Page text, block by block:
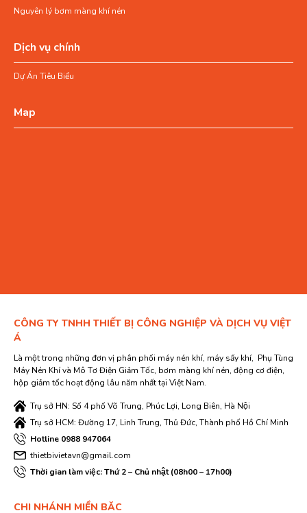
Nguyên lý bơm màng khí nén
Dịch vụ chính
Dự Án Tiêu Biểu
Map
CÔNG TY TNHH THIẾT BỊ CÔNG NGHIỆP VÀ DỊCH VỤ VIỆT
Á
Là một trong những đơn vị phân phối máy nén khí, máy sấy khí, Phụ Tùng
Máy Nén Khí và Mô Tơ Điện Giảm Tốc, bơm màng khí nén, động cơ điện,
hộp giảm tốc hoạt động lâu năm nhất tại Việt Nam.
Trụ sở HN: Số 4 phố Võ Trung, Phúc Lợi, Long Biên, Hà Nội
Trụ sở HCM: Đường 17, Linh Trung, Thủ Đức, Thành phố Hồ Chí Minh
Hotline 0988 947064
thietbivietavn@gmail.com
Thời gian làm việc: Thứ 2 – Chủ nhật (08h00 – 17h00)
CHI NHÁNH MIỀN BĂC